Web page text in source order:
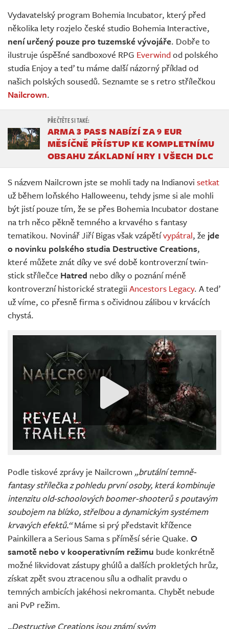
Živě
Vydavatelský program Bohemia Incubator, který před
několika lety rozjelo české studio Bohemia Interactive,
není určený pouze pro tuzemské vývojáře. Dobře to
ilustruje úspěšné sandboxové RPG Everwindod polského
studia Enjoy a teď tu máme další názorný příklad od
našich polských sousedů. Seznamte se s retro střílečkou
Nailcrown.
ARMA 3 PASS NABÍZÍ ZA 9 EUR
MĚSÍČNĚ PŘÍSTUP KE KOMPLETNÍMU
OBSAHU ZÁKLADNÍ HRY I VŠECH DLC
S názvem Nailcrown jste se mohli tady na Indianovi setkat
už během loňského Halloweenu, tehdy jsme si ale mohli
být jistí pouze tím, že se přes Bohemia Incubator dostane
na trh něco pěkně temného a krvavého s fantasy
tematikou. Novinář Jiří Bigas však vzápětívypátral, že jde
o novinku polského studia Destructive Creations,
které můžete znát díky ve své době kontroverzní twin-
stick střílečce Hatred nebo díky o poznání méně
kontroverzní historické strategii Ancestors Legacy. A teď
už víme, co přesně firma s očividnou zálibou v krvácích
chystá.
Podle tiskové zprávy je Nailcrown „brutální temně-
fantasy střílečka z pohledu první osoby, která kombinuje
intenzitu old-schoolových boomer-shooterů s poutavým
soubojem na blízko, střelbou a dynamickým systémem
krvavých efektů.“Máme si prý představit křížence
Painkillera a Serious Sama s příměsí série Quake. O
samotě nebo v kooperativním režimu bude konkrétně
možné likvidovat zástupy ghúlů a dalších prokletých hrůz,
získat zpět svou ztracenou sílu a odhalit pravdu o
temných ambicích jakéhosi nekromanta. Chybět nebude
ani PvP režim.
„Destructive Creations jsou známí svým